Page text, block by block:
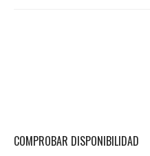
COMPROBAR DISPONIBILIDAD